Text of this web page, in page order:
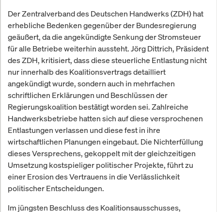
Der Zentralverband des Deutschen Handwerks (ZDH) hat
erhebliche Bedenken gegenüber der Bundesregierung
geäußert, da die angekündigte Senkung der Stromsteuer
für alle Betriebe weiterhin aussteht. Jörg Dittrich, Präsident
des ZDH, kritisiert, dass diese steuerliche Entlastung nicht
nur innerhalb des Koalitionsvertrags detailliert
angekündigt wurde, sondern auch in mehrfachen
schriftlichen Erklärungen und Beschlüssen der
Regierungskoalition bestätigt worden sei. Zahlreiche
Handwerksbetriebe hatten sich auf diese versprochenen
Entlastungen verlassen und diese fest in ihre
wirtschaftlichen Planungen eingebaut. Die Nichterfüllung
dieses Versprechens, gekoppelt mit der gleichzeitigen
Umsetzung kostspieliger politischer Projekte, führt zu
einer Erosion des Vertrauens in die Verlässlichkeit
politischer Entscheidungen.
Im jüngsten Beschluss des Koalitionsausschusses,